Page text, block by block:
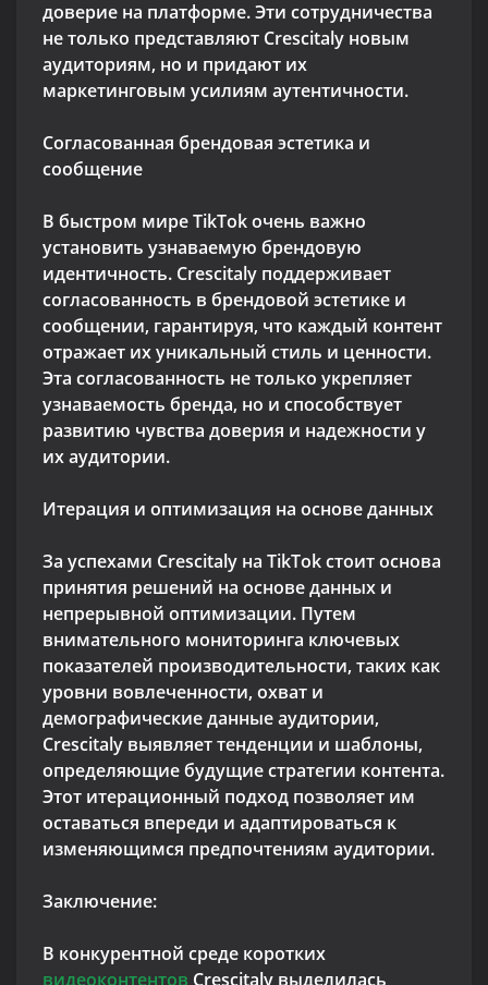
доверие на платформе. Эти сотрудничества
не только представляют Crescitaly новым
аудиториям, но и придают их
маркетинговым усилиям аутентичности.
Согласованная брендовая эстетика и
сообщение
В быстром мире TikTok очень важно
установить узнаваемую брендовую
идентичность. Crescitaly поддерживает
согласованность в брендовой эстетике и
сообщении, гарантируя, что каждый контент
отражает их уникальный стиль и ценности.
Эта согласованность не только укрепляет
узнаваемость бренда, но и способствует
развитию чувства доверия и надежности у
их аудитории.
Итерация и оптимизация на основе данных
За успехами Crescitaly на TikTok стоит основа
принятия решений на основе данных и
непрерывной оптимизации. Путем
внимательного мониторинга ключевых
показателей производительности, таких как
уровни вовлеченности, охват и
демографические данные аудитории,
Crescitaly выявляет тенденции и шаблоны,
определяющие будущие стратегии контента.
Этот итерационный подход позволяет им
оставаться впереди и адаптироваться к
изменяющимся предпочтениям аудитории.
Заключение:
В конкурентной среде коротких
видеоконтентов Crescitaly выделилась